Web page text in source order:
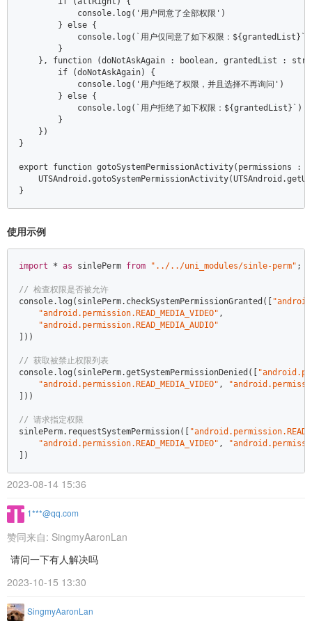
            console.log('用户同意了全部权限')
        } else {
console.log(`用户仅同意了如下权限：
        }
}, function (doNotAskAgain : boolean, grantedList :
        if (doNotAskAgain) {
            console.log('用户拒绝了权限，并且选择不再询问')
        } else {
            console.log(`用户拒绝了如下权限：${grantedList}`)
        }
    })
}
export function
使用示例
import * as sinlePerm from "../../uni_modules/sinle-perm" ;
// 检查权限是否被允许
console.log(sinlePerm.checkSystemPermissionGranted([
"android.permission.READ_MEDIA_VIDEO" ,
"android.permission.READ_MEDIA_AUDIO"
]))
// 获取被禁止权限列表
console.log(sinlePerm.getSystemPermissionDenied([
"android.permission.READ_MEDIA_VIDEO" ,
]))
// 请求指定权限
sinlePerm.requestSystemPermission([
"android.permission.READ_MEDIA_VIDEO" ,
])
2023-08-14 15:36
1***@qq.com
赞同来自: SingmyAaronLan
请问一下有人解决吗
2023-10-15 13:30
SingmyAaronLan